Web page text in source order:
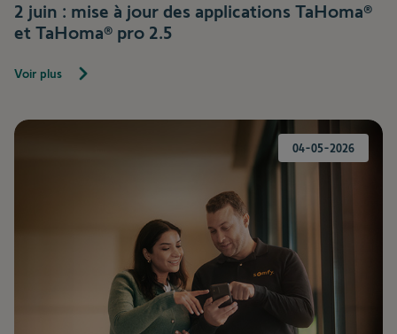
2 juin : mise à jour des applications TaHoma®
et TaHoma® pro 2.5
Voir plus
04-05-2026